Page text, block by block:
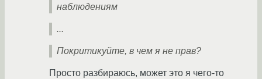
наблюдениям
...
Покритикуйте, в чем я не прав?
Просто разбираюсь, может это я чего-то